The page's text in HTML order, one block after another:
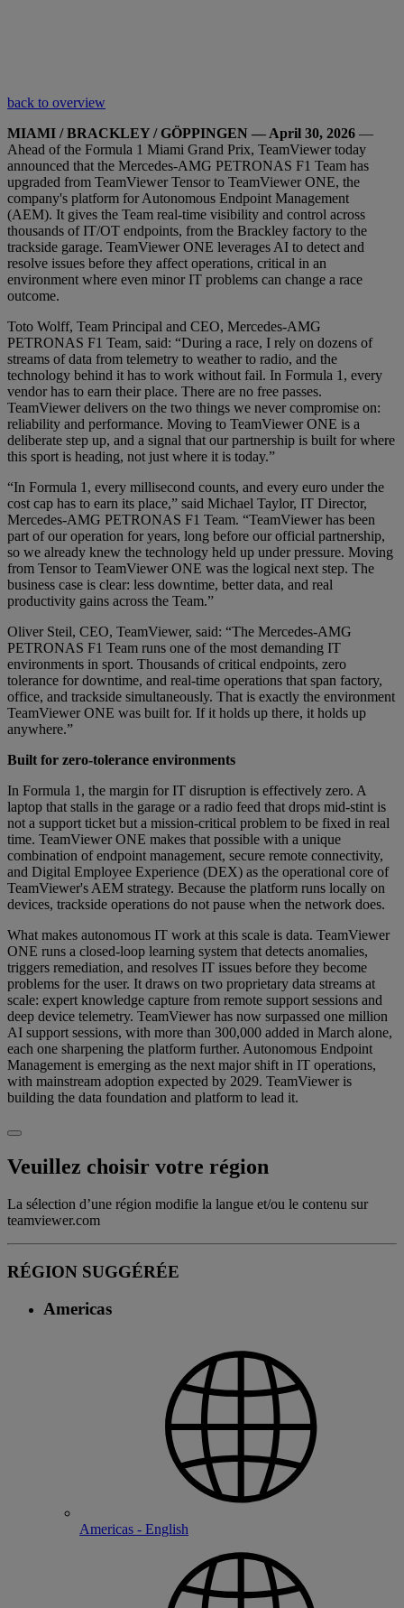
back to overview
MIAMI / BRACKLEY / GÖPPINGEN — April 30, 2026 —
Ahead of the Formula 1 Miami Grand Prix, TeamViewer today
announced that the Mercedes-AMG PETRONAS F1 Team has
upgraded from TeamViewer Tensor to TeamViewer ONE, the
company's platform for Autonomous Endpoint Management
(AEM). It gives the Team real-time visibility and control across
thousands of IT/OT endpoints, from the Brackley factory to the
trackside garage. TeamViewer ONE leverages AI to detect and
resolve issues before they affect operations, critical in an
environment where even minor IT problems can change a race
outcome.
Toto Wolff, Team Principal and CEO, Mercedes-AMG
PETRONAS F1 Team, said: “During a race, I rely on dozens of
streams of data from telemetry to weather to radio, and the
technology behind it has to work without fail. In Formula 1, every
vendor has to earn their place. There are no free passes.
TeamViewer delivers on the two things we never compromise on:
reliability and performance. Moving to TeamViewer ONE is a
deliberate step up, and a signal that our partnership is built for where
this sport is heading, not just where it is today.”
“In Formula 1, every millisecond counts, and every euro under the
cost cap has to earn its place,” said Michael Taylor, IT Director,
Mercedes-AMG PETRONAS F1 Team. “TeamViewer has been
part of our operation for years, long before our official partnership,
so we already knew the technology held up under pressure. Moving
from Tensor to TeamViewer ONE was the logical next step. The
business case is clear: less downtime, better data, and real
productivity gains across the Team.”
Oliver Steil, CEO, TeamViewer, said: “The Mercedes-AMG
PETRONAS F1 Team runs one of the most demanding IT
environments in sport. Thousands of critical endpoints, zero
tolerance for downtime, and real-time operations that span factory,
office, and trackside simultaneously. That is exactly the environment
TeamViewer ONE was built for. If it holds up there, it holds up
anywhere.”
Built for zero-tolerance environments
In Formula 1, the margin for IT disruption is effectively zero. A
laptop that stalls in the garage or a radio feed that drops mid-stint is
not a support ticket but a mission-critical problem to be fixed in real
time. TeamViewer ONE makes that possible with a unique
combination of endpoint management, secure remote connectivity,
and Digital Employee Experience (DEX) as the operational core of
TeamViewer's AEM strategy. Because the platform runs locally on
devices, trackside operations do not pause when the network does.
What makes autonomous IT work at this scale is data. TeamViewer
ONE runs a closed-loop learning system that detects anomalies,
triggers remediation, and resolves IT issues before they become
problems for the user. It draws on two proprietary data streams at
scale: expert knowledge capture from remote support sessions and
deep device telemetry. TeamViewer has now surpassed one million
AI support sessions, with more than 300,000 added in March alone,
each one sharpening the platform further. Autonomous Endpoint
Management is emerging as the next major shift in IT operations,
with mainstream adoption expected by 2029. TeamViewer is
building the data foundation and platform to lead it.
Veuillez choisir votre région
La sélection d’une région modifie la langue et/ou le contenu sur
teamviewer.com
RÉGION SUGGÉRÉE
Americas
Americas - English